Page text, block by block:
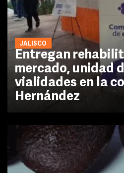
JALISCO
Entregan
mercado, unidad
vialidades en la
Hernández